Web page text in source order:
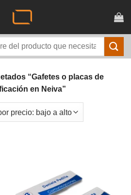
“Gafetes o placas de
en Neiva”